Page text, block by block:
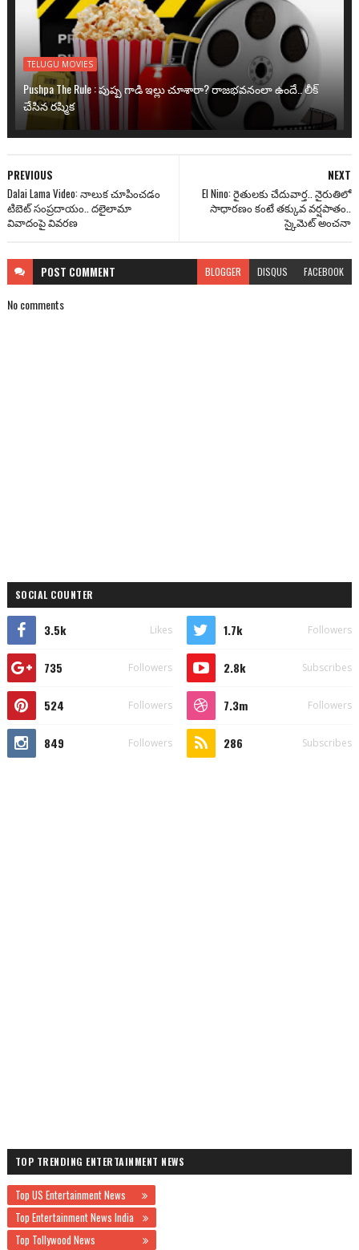
TELUGU MOVIES
Pushpa The Rule : పుష్ప గాడి ఇల్లు చూశారా? రాజభవనంలా ఉందే.. లీక్
చేసిన రష్మిక
NEXT
El Nino: రైతులకు చేదువార్త.. నైరుతిలో
సాధారణం కంటే తక్కువ వర్షపాతం..
స్కైమెట్ అంచనా
PREVIOUS
Dalai Lama Video: నాలుక చూపించడం
టిబెట్ సంప్రదాయం.. దలైలామా
వివాదంపై వివరణ
POST COMMENT BLOGGER DISQUS FACEBOOK
No comments
SOCIAL COUNTER
3.5k Likes 1.7k Followers
735 Followers 2.8k Subscribes
524 Followers 7.3m Followers
849 Followers 286 Subscribes
TOP TRENDING ENTERTAINMENT NEWS
Top US Entertainment News
Top Entertainment News India
Top Tollywood News